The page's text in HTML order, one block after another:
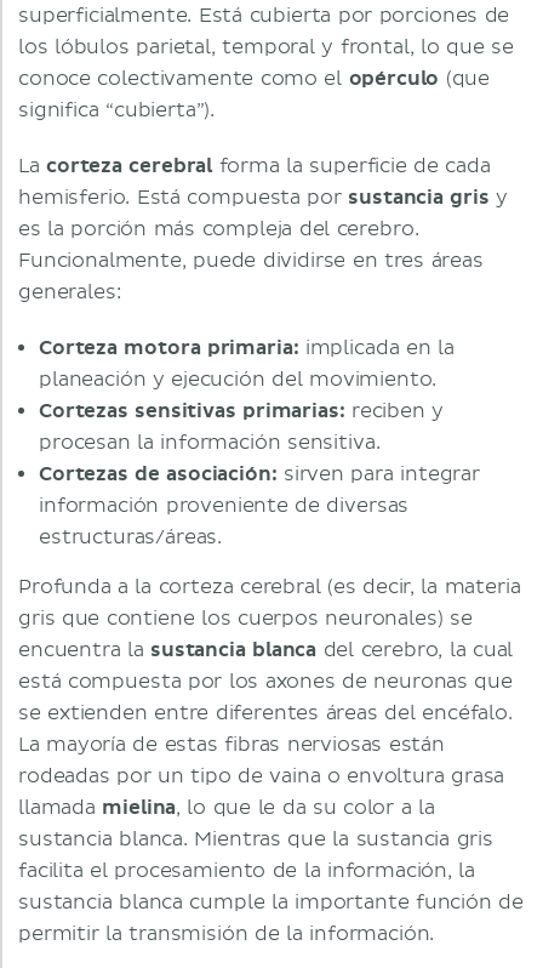
superficialmente. Está cubierta por porciones de
los lóbulos parietal, temporal y frontal, lo que se
conoce colectivamente como el opérculo (que
significa “cubierta”).
Lacorteza cerebralforma la superficie de cada
hemisferio. Está compuesta por sustancia gris y
es la porción más compleja del cerebro.
Funcionalmente, puede dividirse en tres áreas
generales:
Corteza motora primaria: implicada en la
planeación y ejecución del movimiento.
Cortezas sensitivas primarias: reciben y
procesan la información sensitiva.
Cortezas de asociación: sirven para integrar
información proveniente de diversas
estructuras/áreas.
Profunda a la corteza cerebral (es decir, la materia
gris que contiene los cuerpos neuronales) se
encuentra la sustancia blanca del cerebro, la cual
está compuesta por los axones de neuronas que
se extienden entre diferentes áreas del encéfalo.
La mayoría de estas fibras nerviosas están
rodeadas por un tipo de vaina o envoltura grasa
llamada mielina, lo que le da su color a la
sustancia blanca. Mientras que la sustancia gris
facilita el procesamiento de la información, la
sustancia blanca cumple la importante función de
permitir la transmisión de la información.